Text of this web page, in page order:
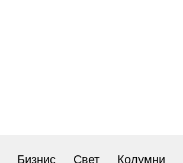
Бизнис Свет Колумни